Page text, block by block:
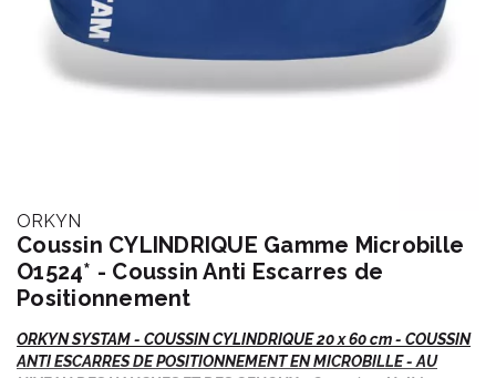
ORKYN
Coussin CYLINDRIQUE Gamme Microbille
O1524* - Coussin Anti Escarres de
Positionnement
ORKYN SYSTAM - COUSSIN CYLINDRIQUE 20 x 60 cm - COUSSIN
ANTI ESCARRES DE POSITIONNEMENT EN MICROBILLE - AU